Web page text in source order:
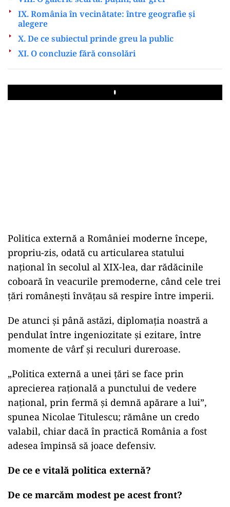
IX. România în vecinătate: între geografie și
alegere
X. De ce subiectul prinde greu la public
XI. O concluzie fără consolări
Play
Politica externă a României moderne începe,
propriu-zis, odată cu articularea statului
național în secolul al XIX-lea, dar rădăcinile
coboară în veacurile premoderne, când cele trei
țări românești învățau să respire între imperii.
De atunci și până astăzi, diplomația noastră a
pendulat între ingeniozitate și ezitare, între
momente de vârf și reculuri dureroase.
„Politica externă a unei țări se face prin
aprecierea rațională a punctului de vedere
național, prin fermă și demnă apărare a lui”,
spunea Nicolae Titulescu; rămâne un credo
valabil, chiar dacă în practică România a fost
adesea împinsă să joace defensiv.
De ce e vitală politica externă?
De ce marcăm modest pe acest front?